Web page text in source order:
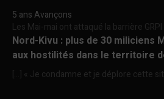
5 ans Avançons
Les Mai-mai ont attaqué la barrière
Nord-Kivu : plus de 30 miliciens
aux hostilités dans le territoire
[…] « Je condamne et je déplore cette